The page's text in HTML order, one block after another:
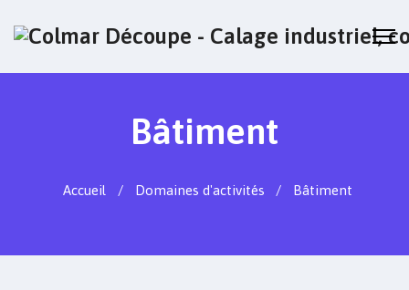
Bâtiment
Accueil Domaines d'activités Bâtiment